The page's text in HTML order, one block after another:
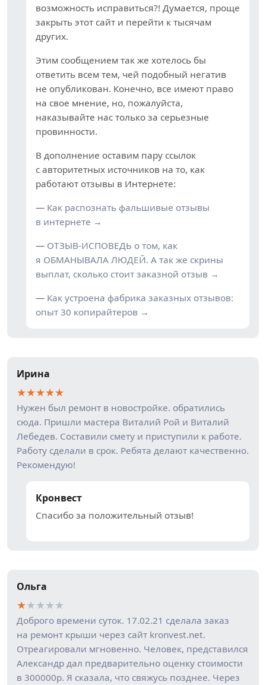
возможность исправиться?! Думается, проще
закрыть этот сайт и перейти к тысячам
других.
Этим сообщением так же хотелось бы
ответить всем тем, чей подобный негатив
не опубликован. Конечно, все имеют право
на свое мнение, но, пожалуйста,
наказывайте нас только за серьезные
провинности.
В дополнение оставим пару ссылок
с авторитетных источников на то, как
работают отзывы в Интернете:
— Как распознать фальшивые отзывы
в интернете →
— ОТЗЫВ-ИСПОВЕДЬ о том, как
я ОБМАНЫВАЛА ЛЮДЕЙ. А так же скрины
выплат, сколько стоит заказной отзыв →
— Как устроена фабрика заказных отзывов:
опыт 30 копирайтеров →
Ирина
★★★★★
Нужен был ремонт в новостройке. обратились
сюда. Пришли мастера Виталий Рой и Виталий
Лебедев. Составили смету и приступили к работе.
Работу сделали в срок. Ребята делают качественно.
Рекомендую!
Кронвест
Спасибо за положительный отзыв!
Ольга
★★★★★
Доброго времени суток. 17.02.21 сделала заказ
на ремонт крыши через сайт kronvest.net.
Отреагировали мгновенно. Человек, представился
Александр дал предварительно оценку стоимости
в 300000р. Я сказала, что свяжусь позднее. Через